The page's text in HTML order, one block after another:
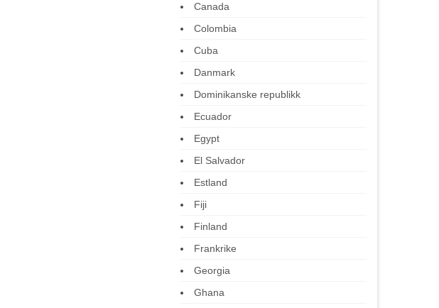
Canada
Colombia
Cuba
Danmark
Dominikanske republikk
Ecuador
Egypt
El Salvador
Estland
Fiji
Finland
Frankrike
Georgia
Ghana